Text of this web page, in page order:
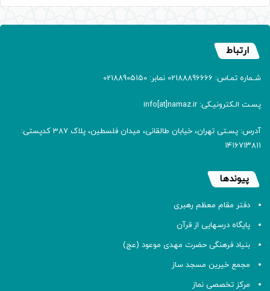
ارتباط
شـماره تمـاس: 02188896666 نمابر: 02188905150
پسـت الـکترونیـکی: info[at]namaz.ir
آدرس: پسـتی تهران، خیابان طالقانی، میدان فلسطین، پلاک 387 کدپستی:
۱۴۱۶۷۱۳۸۱۱
پیوندها
دفتر مقام معظم رهبری
پایگاه درسهایی از قرآن
بنیاد فرهنگی حضرت مهدی موعود (عج)
مجمع خیرین مسجد ساز
مرکز تخصصی نماز